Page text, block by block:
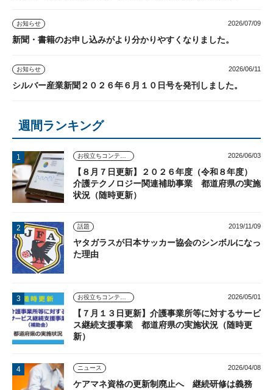
お知らせ 2026/07/09
新聞・書籍のお申し込みがより分かりやすくなりました。
お知らせ 2026/06/11
シルバー産業新聞２０２６年６月１０日号を発刊しました。
週間ランキング
お役立ちコンテンツ 2026/06/03
【８月７日更新】２０２６年度（令和８年度）
介護テクノロジー関連補助事業 都道府県の実施
状況（随時更新）
話題 2019/11/09
ヤタガラスが日本サッカー協会のシンボルになっ
た理由
お役立ちコンテンツ 2026/05/01
【７月１３日更新】介護事業所等に対するサービ
ス継続支援事業 都道府県の実施状況（随時更
新）
ニュース 2026/04/08
ケアマネ資格の更新制廃止へ 継続研修は義務